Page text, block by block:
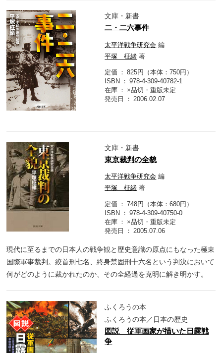
文庫・新書
二・二六事件
太平洋戦争研究会 編
平塚 柾緒 著
定価
825円（本体：750円）
ISBN
978-4-309-40782-1
在庫
×品切・重版未定
発売日
2006.02.07
文庫・新書
東京裁判の全貌
太平洋戦争研究会 編
平塚 柾緒 著
定価
748円（本体：680円）
ISBN
978-4-309-40750-0
在庫
×品切・重版未定
発売日
2005.07.06
現代に至るまでの日本人の戦争観と歴史意識の原点にもなった極東
国際軍事裁判。絞首刑七名、終身禁固刑十六名という判決において
何がどのように裁かれたのか、その全経過を克明に解き明かす。
ふくろうの本
ふくろうの本／日本の歴史
図説 従軍画家が描いた日露戦
争